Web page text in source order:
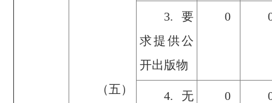
（五）
3.要
求提供公
开出版物
0
4.无
0